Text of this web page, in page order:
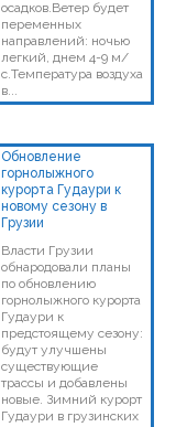
осадков.Ветер будет
переменных
направлений: ночью
легкий, днем 4-9 м/
с.Температура воздуха
в...
Обновление
горнолыжного
курорта Гудаури к
новому сезону в
Грузии
Власти Грузии
обнародовали планы
по обновлению
горнолыжного курорта
Гудаури к
предстоящему сезону:
будут улучшены
существующие
трассы и добавлены
новые. Зимний курорт
Гудаури в грузинских